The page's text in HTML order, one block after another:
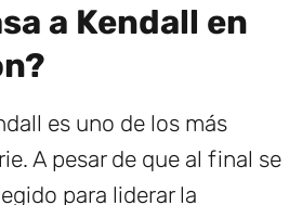
a Kendall en
es uno de los más
A pesar de que al final se
para liderar la